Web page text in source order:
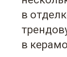
в
в